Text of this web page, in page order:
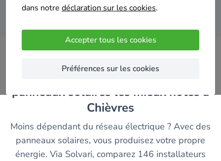
dans notre déclaration sur les cookies.
Accepter tous les cookies
Préférences sur les cookies
Comparer des devis
panneaux solaires les mieux notés à
Chièvres
Moins dépendant du réseau électrique ? Avec des
panneaux solaires, vous produisez votre propre
énergie. Via Solvari, comparez 146 installateurs